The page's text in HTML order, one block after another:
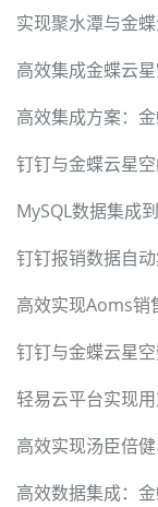
实现聚水潭与金
高效集成金蝶云
高效集成方案：
钉钉与金蝶云星
MySQL数据集成
钉钉报销数据自
高效实现Aoms销
钉钉与金蝶云星
轻易云平台实现
高效实现汤臣倍
高效数据集成：